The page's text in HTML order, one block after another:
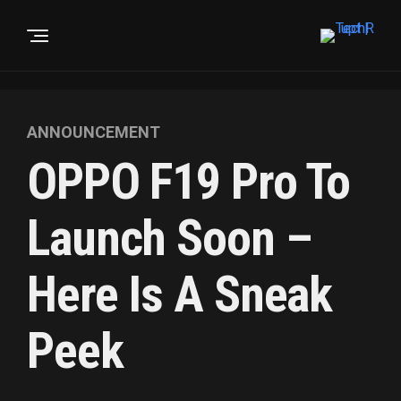
ANNOUNCEMENT
OPPO F19 Pro To
Launch Soon –
Here Is A Sneak
Peek